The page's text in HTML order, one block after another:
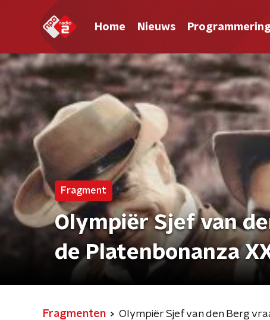
Home Nieuws
Fragment
Olympiër Sjef van
de Platenbonanza
Fragmenten Olympiër Sjef van den Berg